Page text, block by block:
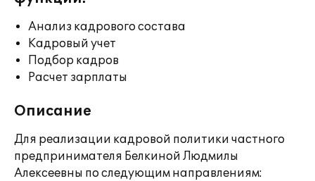
Анализ кадрового состава
Кадровый учет
Подбор кадров
Расчет зарплаты
Описание
Для реализации кадровой политики частного
предпринимателя Белкиной Людмилы
Алексеевны по следующим направлениям: